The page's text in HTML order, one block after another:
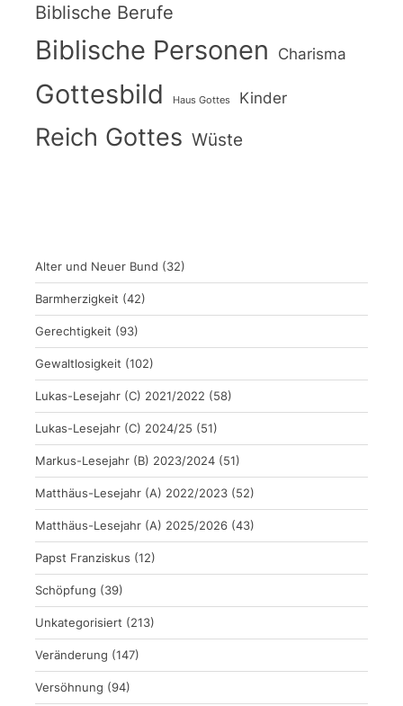
Biblische Berufe
Biblische Personen Charisma
Gottesbild Haus Gottes Kinder
Reich Gottes Wüste
Alter und Neuer Bund (32)
Barmherzigkeit (42)
Gerechtigkeit (93)
Gewaltlosigkeit (102)
Lukas-Lesejahr (C) 2021/2022 (58)
Lukas-Lesejahr (C) 2024/25 (51)
Markus-Lesejahr (B) 2023/2024 (51)
Matthäus-Lesejahr (A) 2022/2023 (52)
Matthäus-Lesejahr (A) 2025/2026 (43)
Papst Franziskus (12)
Schöpfung (39)
Unkategorisiert (213)
Veränderung (147)
Versöhnung (94)